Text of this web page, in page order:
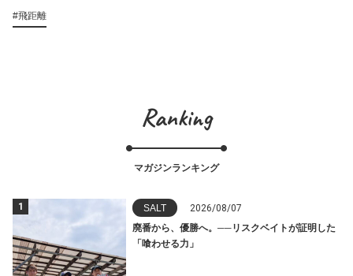
#飛距離
Ranking
マガジンランキング
1 SALT
2026/08/07
廃番から、優勝へ。──リスクベイトが証明した
「喰わせる力」